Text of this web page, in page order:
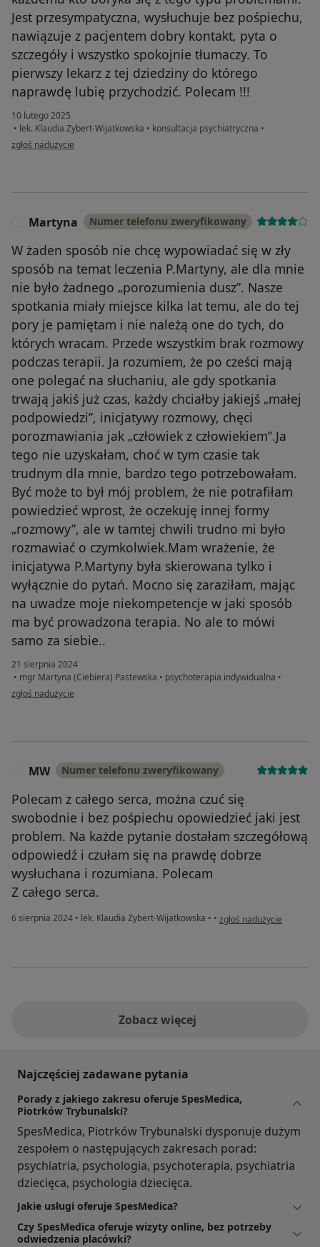
Jest przesympatyczna, wysłuchuje bez pośpiechu,
nawiązuje z pacjentem dobry kontakt, pyta o
szczegóły i wszystko spokojnie tłumaczy. To
pierwszy lekarz z tej dziedziny do którego
naprawdę lubię przychodzić. Polecam !!!
10 lutego 2025
• lek. Klaudia Zybert-Wijatkowska • konsultacja psychiatryczna •
w opinii użytkownika Aleksandra
zgłoś nadużycie
Martyna Numer telefonu zweryfikowany
W żaden sposób nie chcę wypowiadać się w zły
sposób na temat leczenia P.Martyny, ale dla mnie
nie było żadnego „porozumienia dusz”. Nasze
spotkania miały miejsce kilka lat temu, ale do tej
pory je pamiętam i nie należą one do tych, do
których wracam. Przede wszystkim brak rozmowy
podczas terapii. Ja rozumiem, że po cześci mają
one polegać na słuchaniu, ale gdy spotkania
trwają jakiś już czas, każdy chciałby jakiejś „małej
podpowiedzi”, inicjatywy rozmowy, chęci
porozmawiania jak „człowiek z człowiekiem”.Ja
tego nie uzyskałam, choć w tym czasie tak
trudnym dla mnie, bardzo tego potrzebowałam.
Być może to był mój problem, że nie potrafiłam
powiedzieć wprost, że oczekuję innej formy
„rozmowy”, ale w tamtej chwili trudno mi było
rozmawiać o czymkolwiek.Mam wrażenie, że
inicjatywa P.Martyny była skierowana tylko i
wyłącznie do pytań. Mocno się zaraziłam, mając
na uwadze moje niekompetencje w jaki sposób
ma być prowadzona terapia. No ale to mówi
samo za siebie..
21 sierpnia 2024
• mgr Martyna (Ciebiera) Pastewska • psychoterapia indywidualna •
w opinii użytkownika Martyna
zgłoś nadużycie
MW Numer telefonu zweryfikowany
Polecam z całego serca, można czuć się
swobodnie i bez pośpiechu opowiedzieć jaki jest
problem. Na każde pytanie dostałam szczegółową
odpowiedź i czułam się na prawdę dobrze
wysłuchana i rozumiana. Polecam
Z całego serca.
6 sierpnia 2024 • lek. Klaudia Zybert-Wijatkowska • • w opinii użytkownika MW
zgłoś nadużycie
Zobacz więcej
Najczęściej zadawane pytania
Porady z jakiego zakresu oferuje SpesMedica,
Piotrków Trybunalski?
SpesMedica, Piotrków Trybunalski dysponuje dużym
zespołem o następujących zakresach porad:
psychiatria, psychologia, psychoterapia, psychiatria
dziecięca, psychologia dziecięca.
Jakie usługi oferuje SpesMedica?
Czy SpesMedica oferuje wizyty online, bez potrzeby
odwiedzenia placówki?